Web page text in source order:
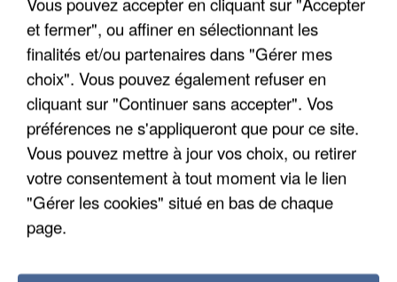
APRÈS TOUTES CES CANICULES, LES REFUGES
DE FAUNE SAUVAGE SONT...
et fermer", ou affiner en sélectionnant les
finalités et/ou partenaires dans "Gérer mes
choix". Vous pouvez également refuser en
cliquant sur "Continuer sans accepter". Vos
préférences ne s'appliqueront que pour ce site.
Vous pouvez mettre à jour vos choix, ou retirer
votre consentement à tout moment via le lien
"Gérer les cookies" situé en bas de chaque
page.